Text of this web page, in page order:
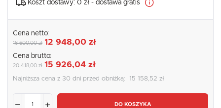
Koszt dostawy: 0 zł - dostawa gratis
Cena netto:
16 600,00 zł 12 948,00 zł
Cena brutto:
20 418,00 zł 15 926,04 zł
Najniższa cena z 30 dni przed obniżką: 15 158,52 zł
DO KOSZYKA